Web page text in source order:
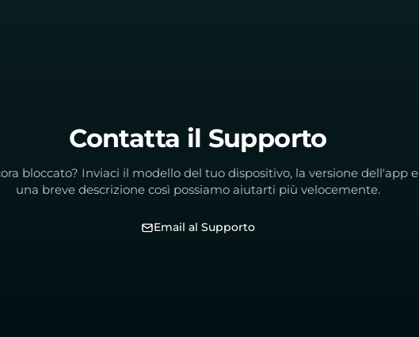
Contatta il Supporto
bloccato? Inviaci il modello del tuo dispositivo, la versione dell'app e
una breve descrizione così possiamo aiutarti più velocemente.
Email al Supporto